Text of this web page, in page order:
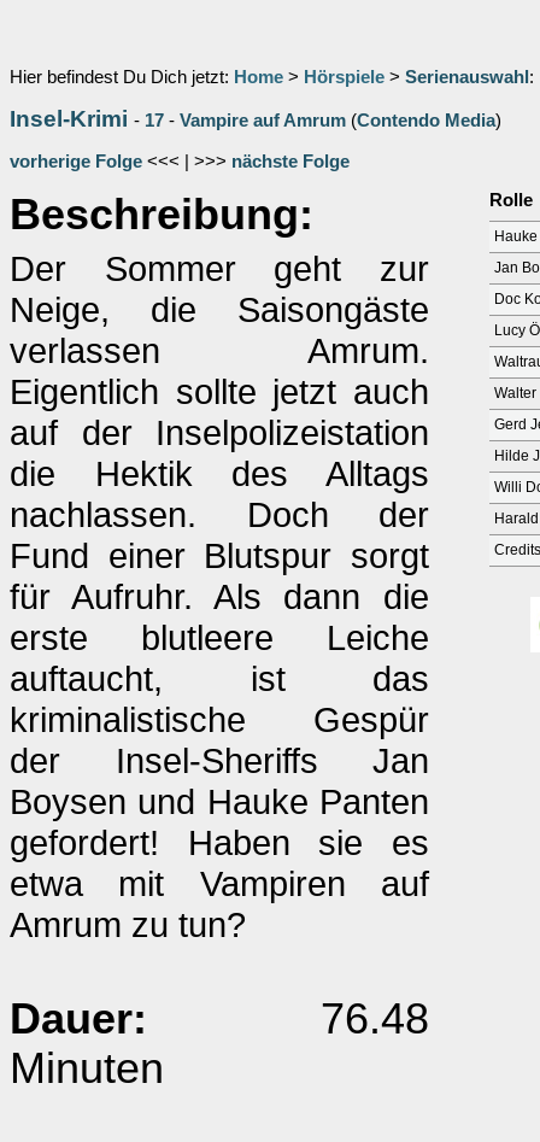
Hier befindest Du Dich jetzt: Home > Hörspiele > Serienauswahl :
Insel-Krimi - 17 - Vampire auf Amrum (Contendo Media)
vorherige Folge <<< | >>> nächste Folge
Beschreibung:
Der Sommer geht zur
Neige, die Saisongäste
verlassen Amrum.
Eigentlich sollte jetzt auch
auf der Inselpolizeistation
die Hektik des Alltags
nachlassen. Doch der
Fund einer Blutspur sorgt
für Aufruhr. Als dann die
erste blutleere Leiche
auftaucht, ist das
kriminalistische Gespür
der Insel-Sheriffs Jan
Boysen und Hauke Panten
gefordert! Haben sie es
etwa mit Vampiren auf
Amrum zu tun?
Dauer: 76.48
Minuten
Rolle
Jan
Doc
Lucy
Gerd
Hilde
Willi
Credits